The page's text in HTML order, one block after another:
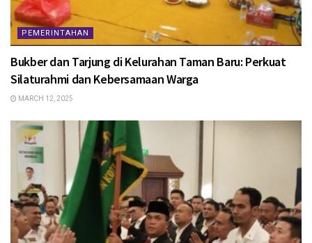
PEMERINTAHAN
Bukber dan Tarjung di Kelurahan Taman Baru: Perkuat
Silaturahmi dan Kebersamaan Warga
MARCH 12, 2025